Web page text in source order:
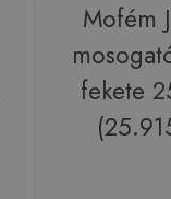
Mofém
fekete